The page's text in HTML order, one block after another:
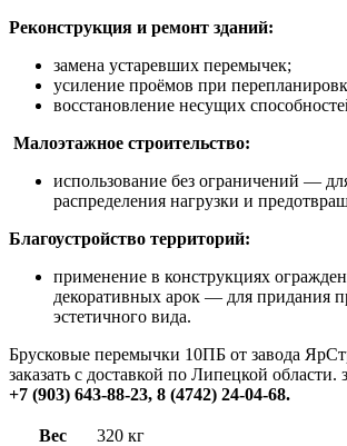
Реконструкция и ремонт зданий:
замена устаревших перемычек;
усиление проёмов при
восстановление несущих
Малоэтажное строительство:
использование без ограничений —
распределения нагрузки и
Благоустройство территорий:
применение в конструкциях
декоративных арок — для придания
эстетичного вида.
Брусковые перемычки 10ПБ от завода
заказать с доставкой по Липецкой области.
+7 (903) 643‑88‑23, 8 (4742) 24‑04‑68.
Вес
320 кг